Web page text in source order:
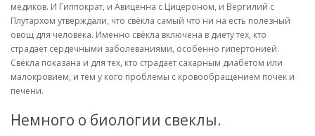
медиков. И Гиппократ, и Авиценна с Цицероном, и Вергилий с
Плутархом утверждали, что свёкла самый что ни на есть полезный
овощ для человека. Именно свёкла включена в диету тех, кто
страдает сердечными заболеваниями, особенно гипертонией.
Свёкла показана и для тех, кто страдает сахарным диабетом или
малокровием, и тем у кого проблемы с кровообращением почек и
печени.
Немного о биологии свеклы.